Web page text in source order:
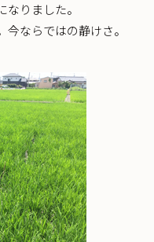
りました。
ならではの静けさ。